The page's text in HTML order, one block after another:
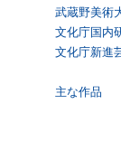
武蔵野美術
文化庁国内
文化庁新進
主な作品